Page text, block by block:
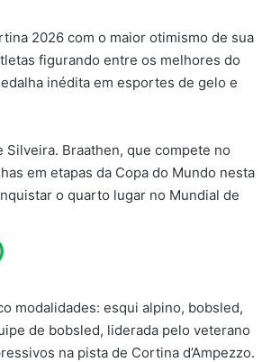
2026 com o maior otimismo de sua
figurando entre os melhores do
inédita em esportes de gelo e
Braathen, que compete no
em etapas da Copa do Mundo nesta
o quarto lugar no Mundial de
modalidades: esqui alpino, bobsled,
de bobsled, liderada pelo veterano
na pista de Cortina d’Ampezzo.